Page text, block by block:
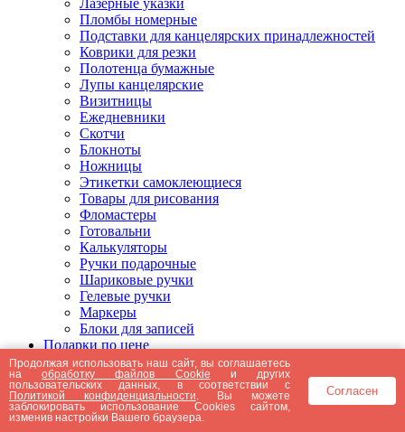
Лазерные указки
Пломбы номерные
Подставки для канцелярских принадлежностей
Коврики для резки
Полотенца бумажные
Лупы канцелярские
Визитницы
Ежедневники
Скотчи
Блокноты
Ножницы
Этикетки самоклеющиеся
Товары для рисования
Фломастеры
Готовальни
Калькуляторы
Ручки подарочные
Шариковые ручки
Гелевые ручки
Маркеры
Блоки для записей
Подарки по цене
Подарки от 5000 рублей
Подарки до 5000 рублей
Подарки до 3000 рублей
Подарки до 2000 рублей
Подарки до 1000 рублей
Продолжая использовать наш сайт, вы соглашаетесь
наобработку файлов Cookie и других
пользовательских данных, в соответствии с
Политикой конфиденциальности . Вы можете
заблокировать использование Cookies сайтом,
изменив настройки Вашего браузера.
Согласен